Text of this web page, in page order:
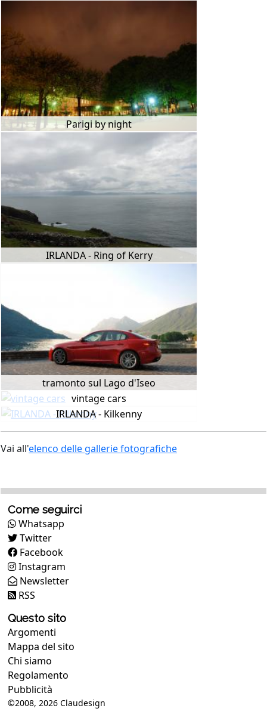
Parigi by night
IRLANDA - Ring of Kerry
tramonto sul Lago d'Iseo
vintage cars
IRLANDA - Kilkenny
Vai all'elenco delle gallerie fotografiche
Come seguirci
Whatsapp
Twitter
Facebook
Instagram
Newsletter
RSS
Questo sito
Argomenti
Mappa del sito
Chi siamo
Regolamento
Pubblicità
©2008, 2026 Claudesign